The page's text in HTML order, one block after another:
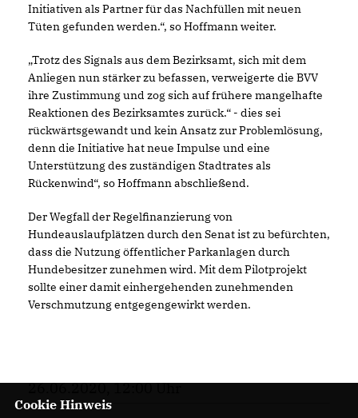
Initiativen als Partner für das Nachfüllen mit neuen
Tüten gefunden werden.“, so Hoffmann weiter.
Trotz des Signals aus dem Bezirksamt, sich mit dem
Anliegen nun stärker zu befassen, verweigerte die BVV
ihre Zustimmung und zog sich auf frühere mangelhafte
Reaktionen des Bezirksamtes zurück.“ - dies sei
rückwärtsgewandt und kein Ansatz zur Problemlösung,
denn die Initiative hat neue Impulse und eine
Unterstützung des zuständigen Stadtrates als
Rückenwind“, so Hoffmann abschließend.
Der Wegfall der Regelfinanzierung von
Hundeauslaufplätzen durch den Senat ist zu befürchten,
dass die Nutzung öffentlicher Parkanlagen durch
Hundebesitzer zunehmen wird. Mit dem Pilotprojekt
sollte einer damit einhergehenden zunehmenden
Verschmutzung entgegengewirkt werden.
26.06.2020, 12:00 Uhr
Cookie Hinweis